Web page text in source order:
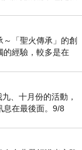
「聖火傳承」的創
的經驗，較多是在
、十月份的活動，
息在最後面。9/8